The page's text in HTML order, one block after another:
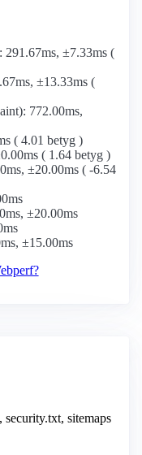
±7.33ms (
±13.33ms (
772.00ms,
( 4.01 betyg )
( 1.64 betyg )
±20.00ms ( -6.54
±20.00ms
±15.00ms
sitemaps